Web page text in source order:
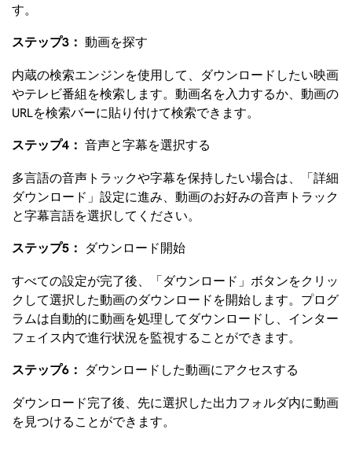
す。
ステップ3： 動画を探す
内蔵の検索エンジンを使用して、ダウンロードしたい映画
やテレビ番組を検索します。動画名を入力するか、動画の
URLを検索バーに貼り付けて検索できます。
ステップ4： 音声と字幕を選択する
多言語の音声トラックや字幕を保持したい場合は、「詳細
ダウンロード」設定に進み、動画のお好みの音声トラック
と字幕言語を選択してください。
ステップ5： ダウンロード開始
すべての設定が完了後、「ダウンロード」ボタンをクリッ
クして選択した動画のダウンロードを開始します。プログ
ラムは自動的に動画を処理してダウンロードし、インター
フェイス内で進行状況を監視することができます。
ステップ6： ダウンロードした動画にアクセスする
ダウンロード完了後、先に選択した出力フォルダ内に動画
を見つけることができます。